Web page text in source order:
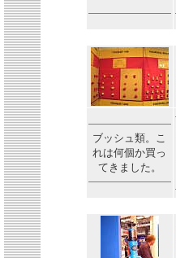
ブッシュ類。こ
れは何個か買っ
てきました。